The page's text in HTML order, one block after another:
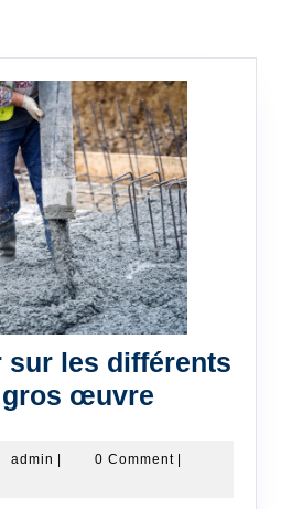
sur les différents
œuvre
sur
2021
admin admin0 Comment